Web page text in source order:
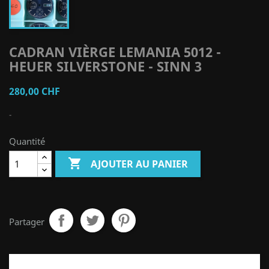
CADRAN VIÈRGE LEMANIA 5012 -
HEUER SILVERSTONE - SINN 3
280,00 CHF
-
Quantité
 AJOUTER AU PANIER
Partager